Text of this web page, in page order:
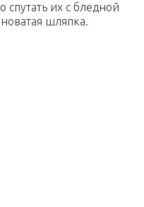
их с бледной
шляпка.